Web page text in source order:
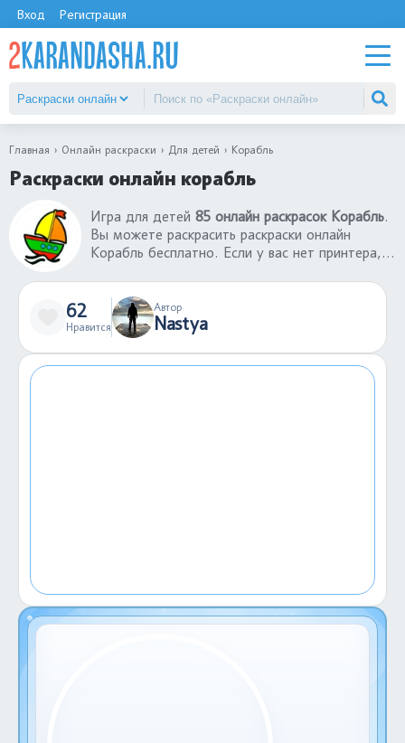
Вход Регистрация
Главная Онлайн раскраски Для детей Корабль
Раскраски онлайн корабль
Игра для детей 85 онлайн раскрасок Корабль.
Вы можете раскрасить раскраски онлайн
Корабль бесплатно. Если у вас нет принтера,
Корабль. Можете отправить ссылку другу и
вместе играть в раскраски-онлайн. В каталоге
большой выбор раскрасок-онлайн для детей
62
Нравится
Автор
Nastya